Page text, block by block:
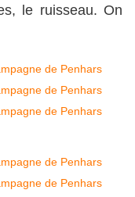
le ruisseau. On